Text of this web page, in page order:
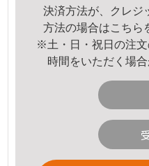
決済方法が、クレジ
方法の場合はこちら
※土・日・祝日の注
時間をいただく場合